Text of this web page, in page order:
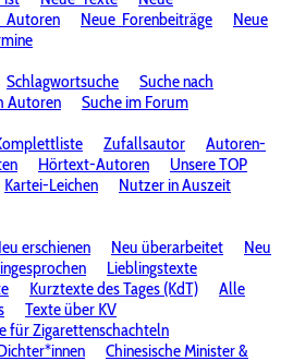
Autoren Neue Forenbeiträge
Neue
Schlagwortsuche
Suche nach
Autoren
Suche im Forum
Zufallsautor
Autoren-
Hörtext-Autoren
Unsere TOP
Kartei-Leichen
Nutzer in Auszeit
erschienen Neu überarbeitet
Neu
Lieblingstexte
Kurztexte des Tages (KdT)
Alle
Texte über KV
für Zigarettenschachteln
Chinesische Minister &